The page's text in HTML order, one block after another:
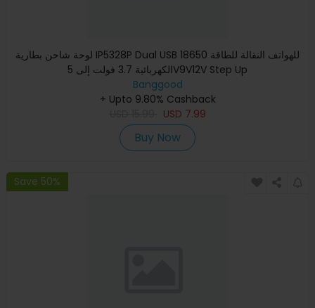
لوحة شاحن بطارية IP5328P Dual USB 18650 للهواتف النقالة للطاقة
الكهربائية 3.7 فولت إلى 5V9V12V Step Up
Banggood
+ Upto 9.80% Cashback
USD 7.99
Buy Now
Save 50%